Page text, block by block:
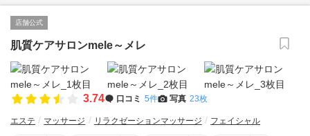
店舗公式
肌質ケアサロンmele～メレ
3.74 口コミ 5件 写真 23枚
エステ マッサージ リラクゼーションマッサージ フェイシャル